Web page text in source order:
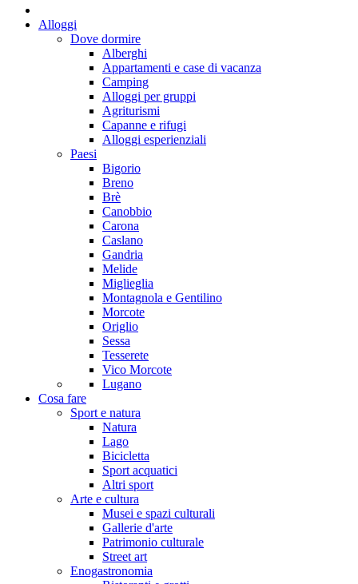
Alloggi
Dove dormire
Alberghi
Appartamenti e case di vacanza
Camping
Alloggi per gruppi
Agriturismi
Capanne e rifugi
Alloggi esperienziali
Paesi
Bigorio
Breno
Brè
Canobbio
Carona
Caslano
Gandria
Melide
Miglieglia
Montagnola e Gentilino
Morcote
Origlio
Sessa
Tesserete
Vico Morcote
Lugano
Cosa fare
Sport e natura
Natura
Lago
Bicicletta
Sport acquatici
Altri sport
Arte e cultura
Musei e spazi culturali
Gallerie d'arte
Patrimonio culturale
Street art
Enogastronomia